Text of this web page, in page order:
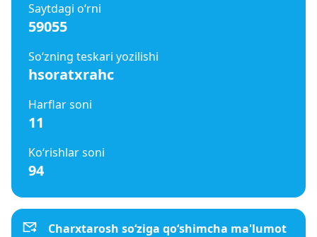
Saytdagi o‘rni
59055
So‘zning teskari yozilishi
hsoratxrahc
Harflar soni
11
Ko‘rishlar soni
94
Charxtarosh so‘ziga qo‘shimcha ma'lumot